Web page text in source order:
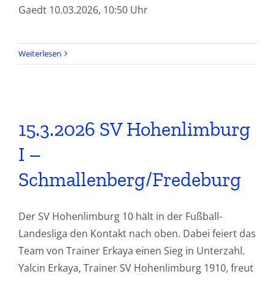
Gaedt 10.03.2026, 10:50 Uhr
Weiterlesen
15.3.2026 SV Hohenlimburg
I –
Schmallenberg/Fredeburg
Der SV Hohenlimburg 10 hält in der Fußball-
Landesliga den Kontakt nach oben. Dabei feiert das
Team von Trainer Erkaya einen Sieg in Unterzahl.
Yalcin Erkaya, Trainer SV Hohenlimburg 1910, freut